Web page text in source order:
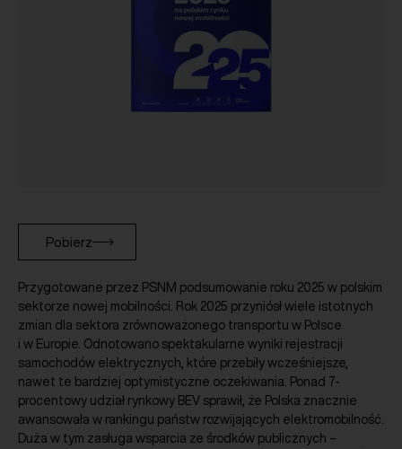
Pobierz
Przygotowane przez PSNM podsumowanie roku 2025 w polskim
sektorze nowej mobilności. Rok 2025 przyniósł wiele istotnych
zmian dla sektora zrównoważonego transportu w Polsce
i w Europie. Odnotowano spektakularne wyniki rejestracji
samochodów elektrycznych, które przebiły wcześniejsze,
nawet te bardziej optymistyczne oczekiwania. Ponad 7-
procentowy udział rynkowy BEV sprawił, że Polska znacznie
awansowała w rankingu państw rozwijających elektromobilność.
Duża w tym zasługa wsparcia ze środków publicznych –